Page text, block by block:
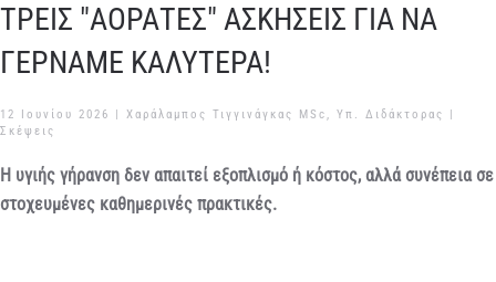
ΤΡΕΙΣ "ΑΟΡΑΤΕΣ" ΑΣΚΗΣΕΙΣ ΓΙΑ ΝΑ
ΓΕΡΝΑΜΕ ΚΑΛΥΤΕΡΑ!
12 Ιουνίου 2026
| Χαράλαμπος Τιγγινάγκας MSc, Υπ. Διδάκτορας |
Σκέψεις
Η υγιής γήρανση δεν απαιτεί εξοπλισμό ή κόστος, αλλά συνέπεια σε
στοχευμένες καθημερινές πρακτικές.